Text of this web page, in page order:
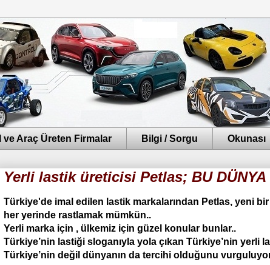
Araç Üreten Firmalar Bilgi / Sorgu Okunası
Yerli lastik üreticisi Petlas; BU
Türkiye'de imal edilen lastik markalarından Petlas, yeni bir
her yerinde rastlamak mümkün..
Yerli marka için , ülkemiz için güzel konular bunlar..
Türkiye’nin lastiği sloganıyla yola çıkan Türkiye’nin yerli
Türkiye’nin değil dünyanın da tercihi olduğunu